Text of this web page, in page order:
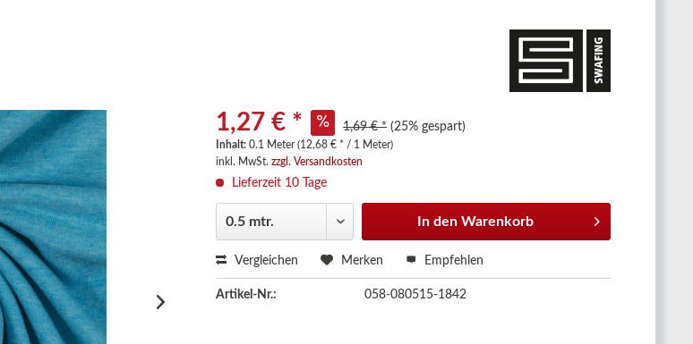
1,27 € * 1,69 € * (25% gespart)
Inhalt:0.1 Meter (12,68 € * / 1 Meter)
inkl. MwSt.zzgl. Versandkosten
Lieferzeit 10 Tage
In den Warenkorb
Vergleichen Merken Empfehlen
Artikel-Nr.: 058-080515-1842